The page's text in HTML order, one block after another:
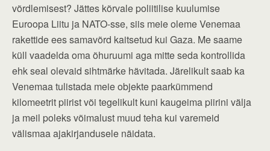
võrdlemisest? Jättes kõrvale poliitilise kuulumise
Euroopa Liitu ja NATO-sse, siis meie oleme Venemaa
rakettide ees samavõrd kaitsetud kui Gaza. Me saame
küll vaadelda oma õhuruumi aga mitte seda kontrollida
ehk seal olevaid sihtmärke hävitada. Järelikult saab ka
Venemaa tulistada meie objekte paarkümmend
kilomeetrit piirist või tegelikult kuni kaugeima piirini välja
ja meil poleks võimalust muud teha kui varemeid
välismaa ajakirjandusele näidata.